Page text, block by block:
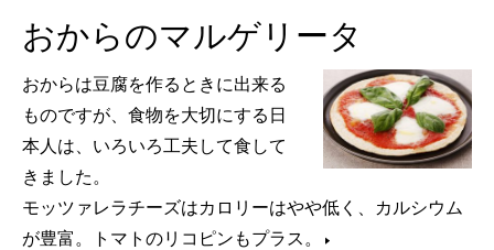
おからのマルゲリータ
おからは豆腐を作るときに出来る
ものですが、食物を大切にする日
本人は、いろいろ工夫して食して
きました。
モッツァレラチーズはカロリーはやや低く、カルシウム
が豊富。トマトのリコピンもプラス。